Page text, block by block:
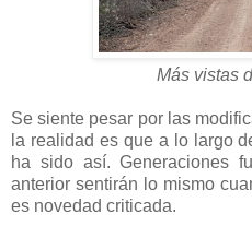
Más vistas
Se siente pesar por las
la realidad es que a lo largo
ha sido así. Generaciones
anterior sentirán lo mismo
es novedad criticada.